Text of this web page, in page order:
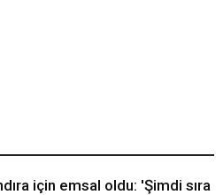
için emsal oldu: 'Şimdi sıra